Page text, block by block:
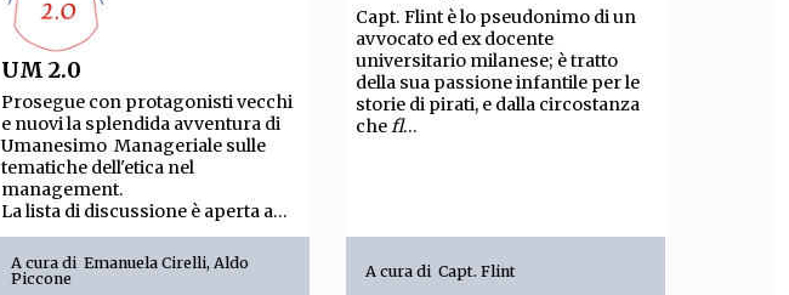
UM 2.0
Prosegue con protagonisti vecchi
e nuovi la splendida avventura di
Umanesimo Manageriale sulle
tematiche dell'etica nel
management.
La lista di discussione è aperta a...
A cura di Emanuela Cirelli, Aldo
Piccone
Capt. Flint è lo pseudonimo di un
avvocato ed ex docente
universitario milanese; è tratto
della sua passione infantile per le
storie di pirati, e dalla circostanza
chefl...
A cura diCapt. Flint